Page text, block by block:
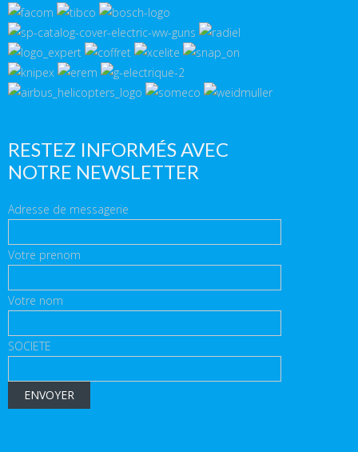
RESTEZ INFORMÉS AVEC
NOTRE NEWSLETTER
Adresse de messagerie
Votre prenom
Votre nom
SOCIETE
ENVOYER